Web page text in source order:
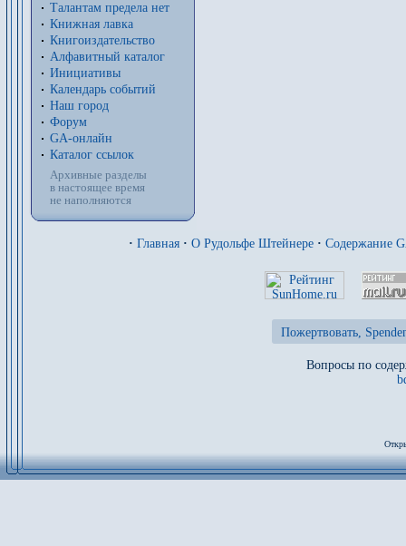
Талантам предела нет
Книжная лавка
Книгоиздательство
Алфавитный каталог
Инициативы
Календарь событий
Наш город
Форум
GA-онлайн
Каталог ссылок
Архивные разделы
в настоящее время
не наполняются
· Главная · О Рудольфе Штейнере · Содержание
Пожертвовать,
Вопросы по